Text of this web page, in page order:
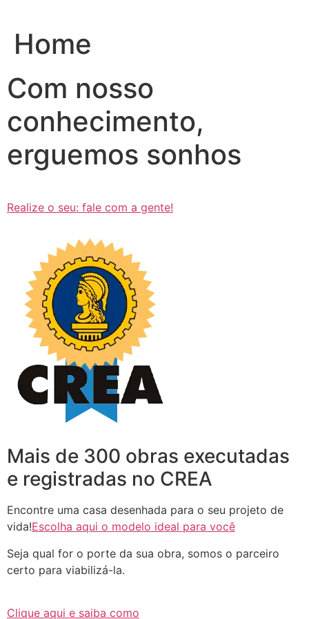
conteúdo
Home
Com nosso
conhecimento,
erguemos sonhos
Realize o seu: fale com a gente!
Mais de 300 obras executadas
e registradas no CREA
Encontre uma casa desenhada para o seu projeto de
vida!Escolha aqui o modelo ideal para você
Seja qual for o porte da sua obra, somos o parceiro
certo para viabilizá-la.
Clique aqui e saiba como